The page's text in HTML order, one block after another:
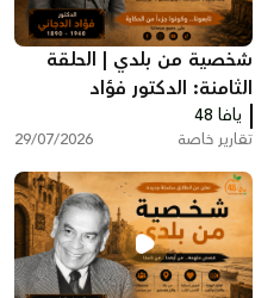
شخصية من بلدي | الحلقة
الثامنة: الدكتور فؤاد
الدجاني.. رائد الطب والجراحة
في فلسطين
يافا 48
تقارير خاصة 29/07/2026